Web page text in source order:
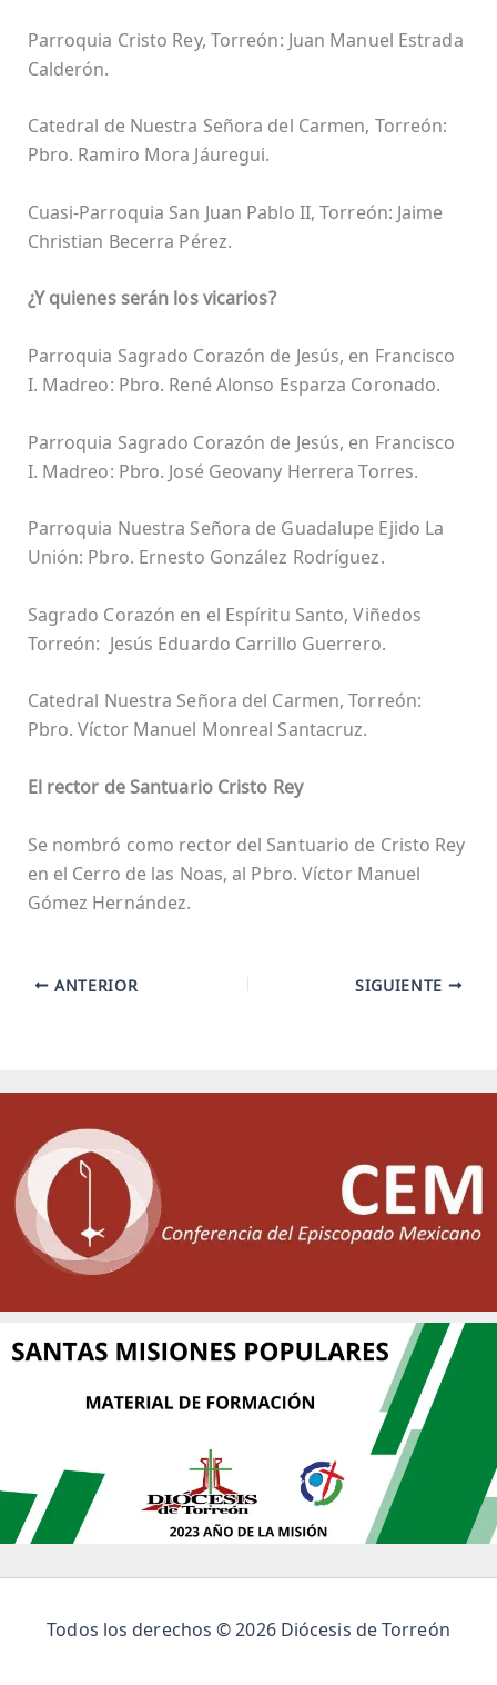
Parroquia Cristo Rey, Torreón: Juan Manuel Estrada
Calderón.
Catedral de Nuestra Señora del Carmen, Torreón:
Pbro. Ramiro Mora Jáuregui.
Cuasi-Parroquia San Juan Pablo II, Torreón: Jaime
Christian Becerra Pérez.
¿Y quienes serán los vicarios?
Parroquia Sagrado Corazón de Jesús, en Francisco
I. Madreo: Pbro. René Alonso Esparza Coronado.
Parroquia Sagrado Corazón de Jesús, en Francisco
I. Madreo: Pbro. José Geovany Herrera Torres.
Parroquia Nuestra Señora de Guadalupe Ejido La
Unión: Pbro. Ernesto González Rodríguez.
Sagrado Corazón en el Espíritu Santo, Viñedos
Torreón: Jesús Eduardo Carrillo Guerrero.
Catedral Nuestra Señora del Carmen, Torreón:
Pbro. Víctor Manuel Monreal Santacruz.
El rector de Santuario Cristo Rey
Se nombró como rector del Santuario de Cristo Rey
en el Cerro de las Noas, al Pbro. Víctor Manuel
Gómez Hernández.
ANTERIOR SIGUIENTE
Todos los derechos © 2026 Diócesis de Torreón